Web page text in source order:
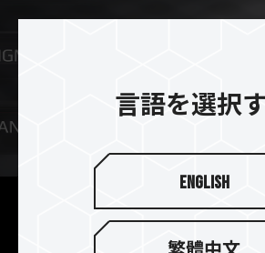
USB Type-Cインター
言語を選択
English